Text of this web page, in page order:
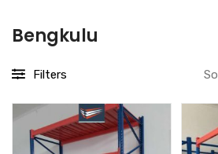
Bengkulu
Filters